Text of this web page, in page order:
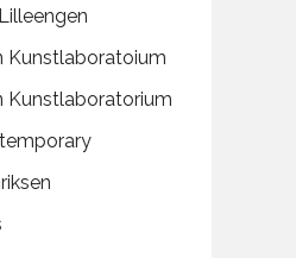
Kunstlaboratoium
Kunstlaboratorium